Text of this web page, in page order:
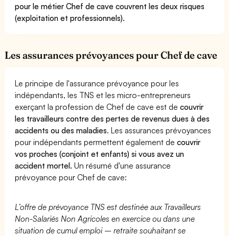
pour le métier Chef de cave couvrent les deux risques
(exploitation et professionnels).
Les assurances prévoyances pour Chef de cave
Le principe de l'assurance prévoyance pour les
indépendants, les TNS et les micro-entrepreneurs
exerçant la profession de Chef de cave est decouvrir
les travailleurs contre des pertes de revenus dues à des
accidents ou des maladies. Les assurances prévoyances
pour indépendants permettent également decouvrir
vos proches (conjoint et enfants) si vous avez un
accident mortel. Un résumé d'une assurance
prévoyance pour Chef de cave:
L’offre de prévoyance TNS est destinée aux Travailleurs
Non-Salariés Non Agricoles en exercice ou dans une
situation de cumul emploi – retraite souhaitant se